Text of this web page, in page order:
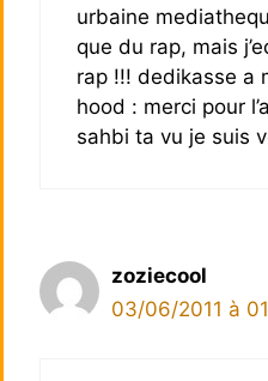
urbaine
que du rap, mais
rap !!! dedikasse a
hood : merci pour
sahbi ta vu je suis
zoziecool
03/06/2011 à